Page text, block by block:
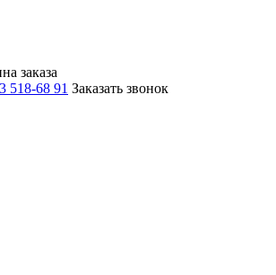
заказа
518-68 91 Заказать звонок